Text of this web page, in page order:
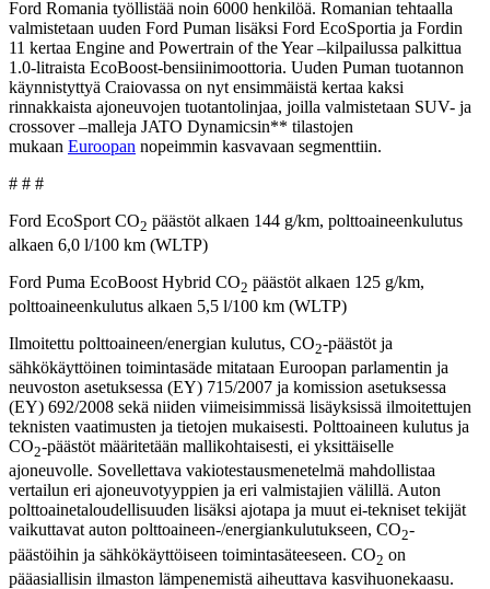
Ford Romania työllistää noin 6000 henkilöä. Romanian tehtaalla
valmistetaan uuden Ford Puman lisäksi Ford EcoSportia ja Fordin
11 kertaa Engine and Powertrain of the Year –kilpailussa palkittua
1.0-litraista EcoBoost-bensiinimoottoria. Uuden Puman tuotannon
käynnistyttyä Craiovassa on nyt ensimmäistä kertaa kaksi
rinnakkaista ajoneuvojen tuotantolinjaa, joilla valmistetaan SUV- ja
crossover –malleja JATO Dynamicsin** tilastojen
mukaan Euroopan nopeimmin kasvavaan segmenttiin.
# # #
Ford EcoSport CO2 päästöt alkaen 144 g/km, polttoaineenkulutus
alkaen 6,0 l/100 km (WLTP)
Ford Puma EcoBoost Hybrid CO2 päästöt alkaen 125 g/km,
polttoaineenkulutus alkaen 5,5 l/100 km (WLTP)
Ilmoitettu polttoaineen/energian kulutus, CO2-päästöt ja
sähkökäyttöinen toimintasäde mitataan Euroopan parlamentin ja
neuvoston asetuksessa (EY) 715/2007 ja komission asetuksessa
(EY) 692/2008 sekä niiden viimeisimmissä lisäyksissä ilmoitettujen
teknisten vaatimusten ja tietojen mukaisesti. Polttoaineen kulutus ja
CO2-päästöt määritetään mallikohtaisesti, ei yksittäiselle
ajoneuvolle. Sovellettava vakiotestausmenetelmä mahdollistaa
vertailun eri ajoneuvotyyppien ja eri valmistajien välillä. Auton
polttoainetaloudellisuuden lisäksi ajotapa ja muut ei-tekniset tekijät
vaikuttavat auton polttoaineen-/energiankulutukseen, CO2-
päästöihin ja sähkökäyttöiseen toimintasäteeseen. CO2 on
pääasiallisin ilmaston lämpenemistä aiheuttava kasvihuonekaasu.